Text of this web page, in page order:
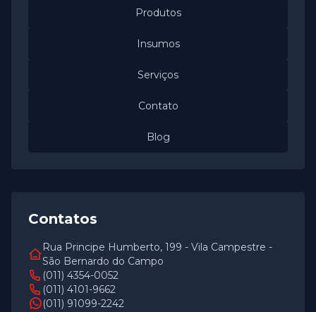
Produtos
Insumos
Serviços
Contato
Blog
Contatos
Rua Principe Humberto, 199 - Vila Campestre -
São Bernardo do Campo
(011) 4354-0052
(011) 4101-9662
(011) 91099-2242